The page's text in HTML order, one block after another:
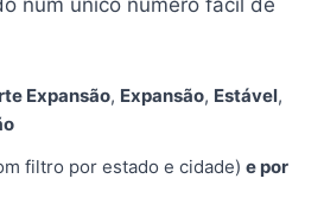
num único número fácil de
Expansão, Expansão, Estável,
filtro por estado e cidade) e por